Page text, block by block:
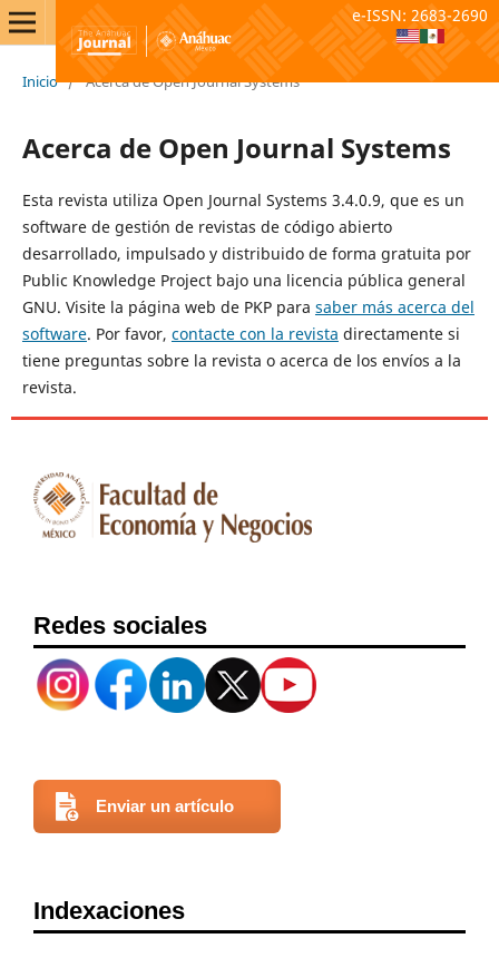
Inicio / Acerca de Open Journal Systems
Acerca de Open Journal Systems
Esta revista utiliza Open Journal Systems 3.4.0.9, que es un
software de gestión de revistas de código abierto
desarrollado, impulsado y distribuido de forma gratuita por
Public Knowledge Project bajo una licencia pública general
GNU. Visite la página web de PKP para saber más acerca del
software. Por favor, contacte con la revista directamente si
tiene preguntas sobre la revista o acerca de los envíos a la
revista.
Redes sociales
Enviar un artículo
Indexaciones
e-ISSN: 2683-2690